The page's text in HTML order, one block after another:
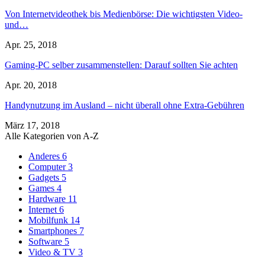
Von Internetvideothek bis Medienbörse: Die wichtigsten Video-
und…
Apr. 25, 2018
Gaming-PC selber zusammenstellen: Darauf sollten Sie achten
Apr. 20, 2018
Handynutzung im Ausland – nicht überall ohne Extra-Gebühren
März 17, 2018
Alle Kategorien von A-Z
Anderes 6
Computer3
Gadgets 5
Games 4
Hardware 11
Internet6
Mobilfunk 14
Smartphones 7
Software 5
Video & TV 3